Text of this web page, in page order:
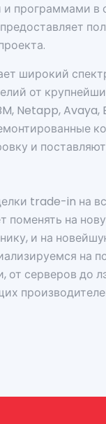
программами в
широкий
от
Netapp, Avaya,
и
trade-in на
поменять на
и на
на
от серверов до